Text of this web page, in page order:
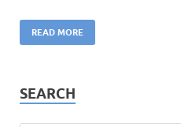
READ MORE
SEARCH